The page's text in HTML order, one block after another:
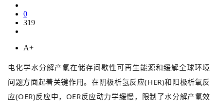
0
319
A+
电化学水分解产氢在储存间歇性可再生能源和缓解全球环境
问题方面起着关键作用。在阴极析氢反应(HER)和阳极析氧反
应(OER)反应中，OER反应动力学缓慢，限制了水分解产氢效